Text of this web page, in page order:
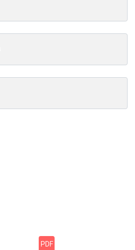
PDF